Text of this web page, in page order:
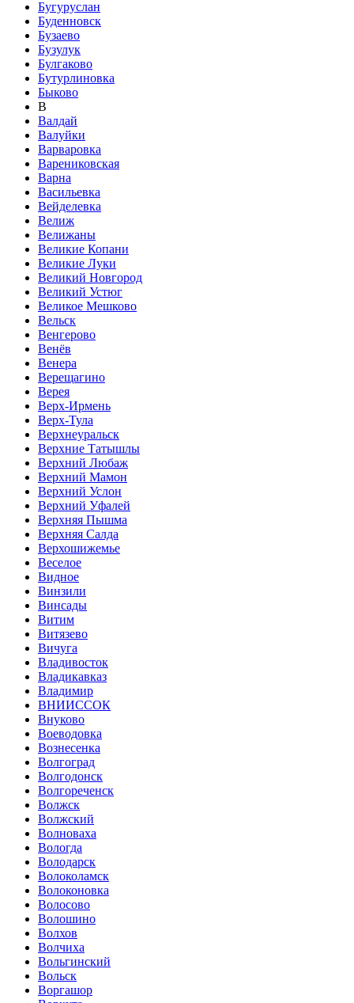
Бугуруслан
Буденновск
Бузаево
Бузулук
Булгаково
Бутурлиновка
Быково
В
Валдай
Валуйки
Варваровка
Варениковская
Варна
Васильевка
Вейделевка
Велиж
Велижаны
Великие Копани
Великие Луки
Великий Новгород
Великий Устюг
Великое Мешково
Вельск
Венгерово
Венёв
Венера
Верещагино
Верея
Верх-Ирмень
Верх-Тула
Верхнеуральск
Верхние Татышлы
Верхний Любаж
Верхний Мамон
Верхний Услон
Верхний Уфалей
Верхняя Пышма
Верхняя Салда
Верхошижемье
Веселое
Видное
Винзили
Винсады
Витим
Витязево
Вичуга
Владивосток
Владикавказ
Владимир
ВНИИССОК
Внуково
Воеводовка
Вознесенка
Волгоград
Волгодонск
Волгореченск
Волжск
Волжский
Волноваха
Вологда
Володарск
Волоколамск
Волоконовка
Волосово
Волошино
Волхов
Волчиха
Вольгинский
Вольск
Воргашор